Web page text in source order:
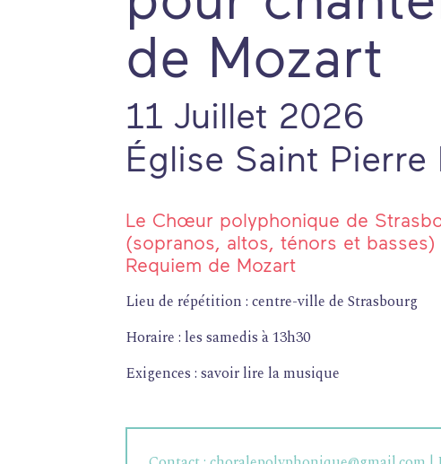
de Mozart
11 Juillet 2026
Église Saint Pierre
Le Chœur polyphonique de
(sopranos, altos, ténors et
Requiem de Mozart
Lieu de répétition : centre-ville de Strasbourg
Horaire : les samedis à 13h30
Exigences : savoir lire la musique
FORMATIONS
ATELIERS
ACTIONS ARTISTIQUES